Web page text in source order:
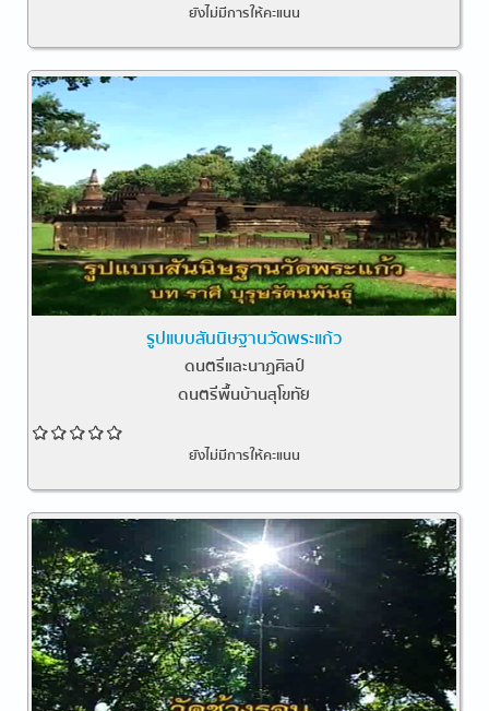
ยังไม่มีการให้คะแนน
รูปแบบสันนิษฐานวัดพระแก้ว
ดนตรีและนาฏศิลป์
ดนตรีพื้นบ้านสุโขทัย
ยังไม่มีการให้คะแนน